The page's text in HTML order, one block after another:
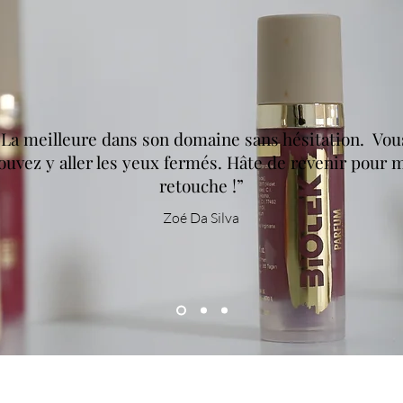
La meilleure dans son domaine sans hésitation.
y aller les yeux fermés. Hâte de revenir pour
retouche !”
Zoé Da Silva